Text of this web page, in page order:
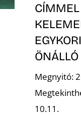
Megnyitó:
10.11.